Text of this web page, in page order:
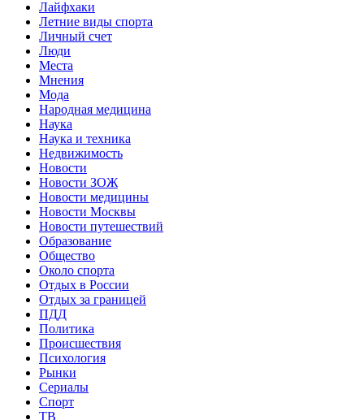
Лайфхаки
Летние виды спорта
Личный счет
Люди
Места
Мнения
Мода
Народная медицина
Наука
Наука и техника
Недвижимость
Новости
Новости ЗОЖ
Новости медицины
Новости Москвы
Новости путешествий
Образование
Общество
Около спорта
Отдых в России
Отдых за границей
ПДД
Политика
Происшествия
Психология
Рынки
Сериалы
Спорт
ТВ